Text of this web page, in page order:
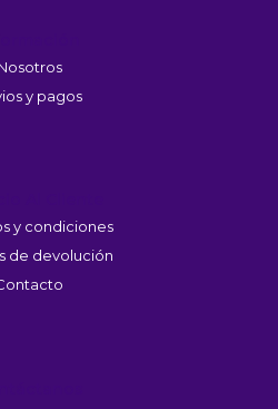
y pagos
y condiciones
de devolución